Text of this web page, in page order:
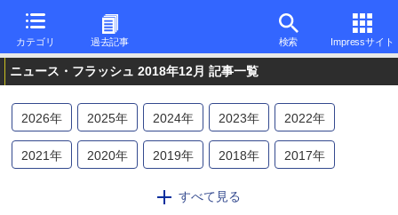
カテゴリ 過去記事 検索 Impressサイト
ニュース・フラッシュ 2018年12月 記事一覧
2026年 2025年 2024年 2023年 2022年
2021年 2020年 2019年 2018年 2017年
すべて見る